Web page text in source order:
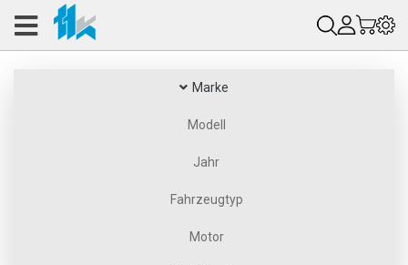
Marke
Modell
Jahr
Fahrzeugtyp
Motor